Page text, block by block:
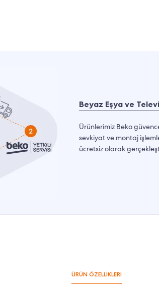
Beyaz Eşya ve
Ürünlerimiz Beko
sevkiyat ve montaj
ücretsiz olarak
ÜRÜN ÖZELLİKLERİ